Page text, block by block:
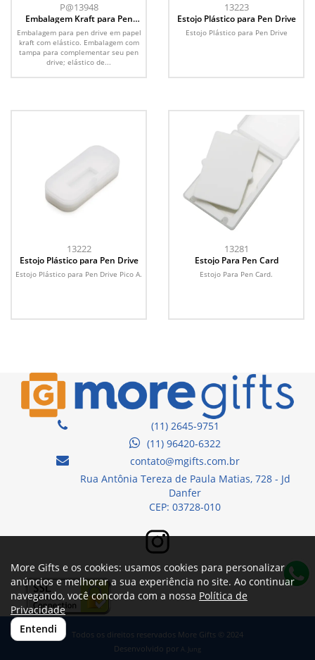
P@13948
Embalagem Kraft para Pen
Embalagem para pen drive em papel
kraft com elástico. Embalagem com
tampa para complementar seu pen
drive; elástico de...
13223
Estojo Plástico para Pen Drive
Estojo Plástico para Pen Drive
13222
Estojo Plástico para Pen Drive
Estojo Plástico para Pen Drive Pico A.
13281
Estojo Para Pen Card
Estojo Para Pen Card.
(11) 2645-9751
(11) 96420-6322
contato@mgifts.com.br
Rua Antônia Tereza de Paula Matias, 728 - Jd
Danfer
CEP: 03728-010
Todos os direitos reservados More Gifts © 2024
Desenvolvido por A. Jung
More Gifts e os cookies: usamos cookies para personalizar
anúncios e melhorar a sua experiência no site. Ao continuar
navegando, você concorda com a nossa Política de
Privacidade
Entendi